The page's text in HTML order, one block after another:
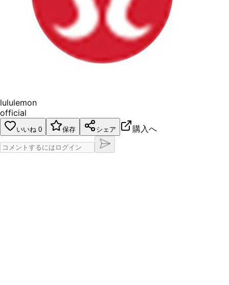
lululemon
official
いいね 0 保存 シェア 購入へ